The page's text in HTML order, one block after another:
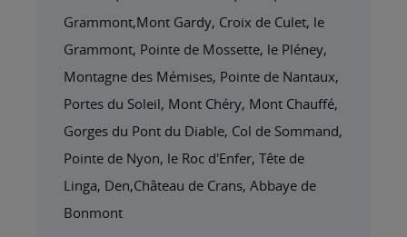
Grammont,Mont Gardy, Croix de Culet, le
Grammont, Pointe de Mossette, le Pléney,
Montagne des Mémises, Pointe de Nantaux,
Portes du Soleil, Mont Chéry, Mont Chauffé,
Gorges du Pont du Diable, Col de Sommand,
Pointe de Nyon, le Roc d'Enfer, Tête de
Linga, Den,Château de Crans, Abbaye de
Bonmont